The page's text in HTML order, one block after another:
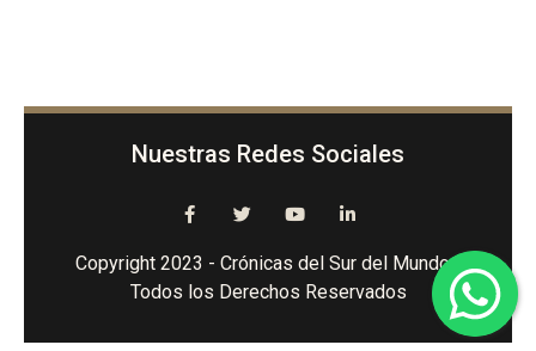
Nuestras Redes Sociales
Copyright 2023 - Crónicas del Sur del Mundo -
Todos los Derechos Reservados